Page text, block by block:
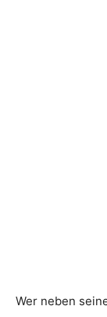
Wer neben